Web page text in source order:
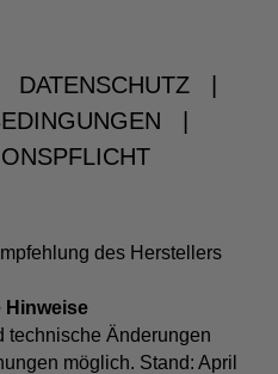
DATENSCHUTZ
des Herstellers
Hinweise
technische Änderungen
möglich. Stand: April